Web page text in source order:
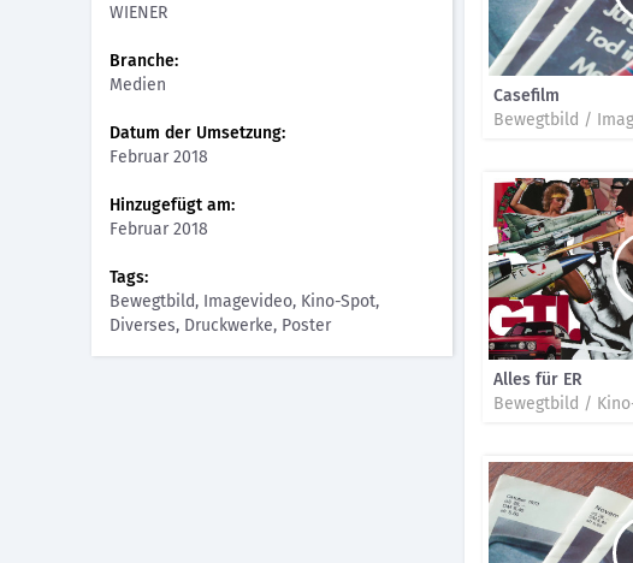
WIENER
Branche:
Medien
Datum der Umsetzung:
Februar 2018
Hinzugefügt am:
Februar 2018
Tags:
Bewegtbild, Imagevideo, Kino-Spot,
Diverses, Druckwerke, Poster
Casefilm
Bewegtbild /
Alles für ER
Bewegtbild /